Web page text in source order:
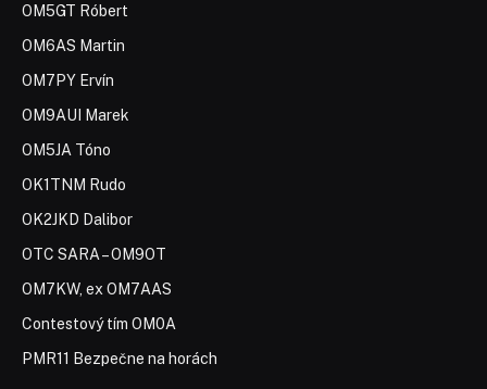
OM5GT Róbert
OM6AS Martin
OM7PY Ervín
OM9AUI Marek
OM5JA Tóno
OK1TNM Rudo
OK2JKD Dalibor
OTC SARA – OM9OT
OM7KW, ex OM7AAS
Contestový tím OM0A
PMR11 Bezpečne na horách